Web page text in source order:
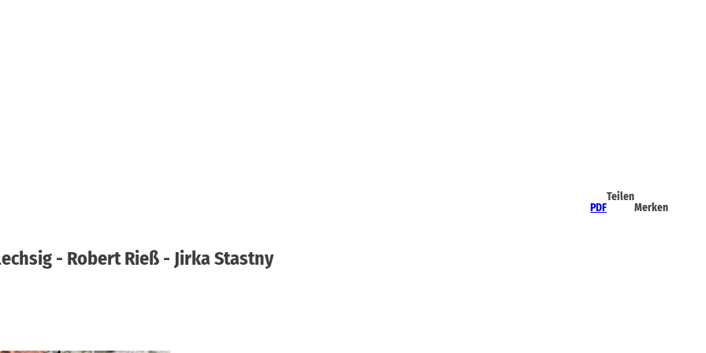
PDF
Teilen
Merken
- Robert Rieß - Jirka Stastny